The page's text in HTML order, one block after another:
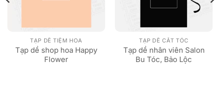
TẠP DỀ TIỆM HOA
Tạp dề shop hoa Happy
Flower
TẠP DỀ CẮT TÓC
Tạp dề nhân viên Salon
Bu Tóc, Bảo Lộc